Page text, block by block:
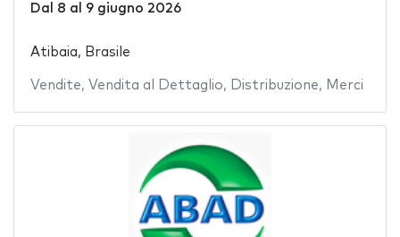
Dal 8 al 9 giugno 2026
Atibaia, Brasile
Vendite, Vendita al Dettaglio, Distribuzione, Merci